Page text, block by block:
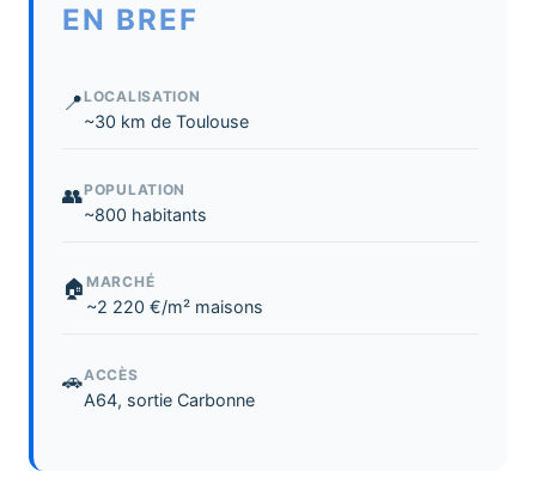
EN BREF
📍LOCALISATION
~30 km de Toulouse
👥POPULATION
~800 habitants
🏠 MARCHÉ
~2 220 €/m² maisons
🚗ACCÈS
A64, sortie Carbonne